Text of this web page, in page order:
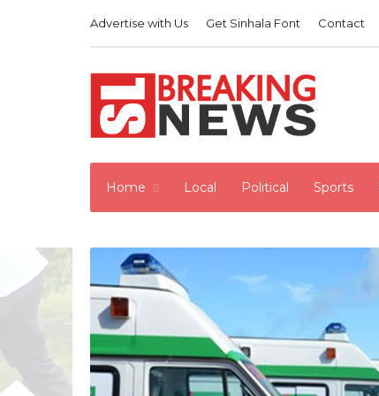
Advertise with Us Get Sinhala Font Contact
Home Local Political Sports